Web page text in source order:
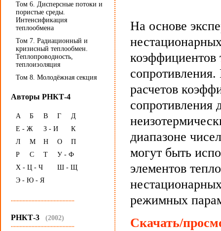
Том 6. Дисперсные потоки и
пористые среды.
Интенсификация
теплообмена
Том 7. Радиационный и
кризисный теплообмен.
Теплопроводность,
теплоизоляция
Том 8. Молодёжная секция
Авторы РНКТ-4
А Б В Г
Д
Е - Ж
З - И
К
Л
М Н О
П
Р
С Т
У - Ф
Х - Ц - Ч
Ш - Щ
Э - Ю - Я
...........................................
РНКТ-3 (2002)
...........................................
На основе
коэффициентов
расчетов
сопротивления
диапазоне
могут быть
элементов
режимных
Скачать/